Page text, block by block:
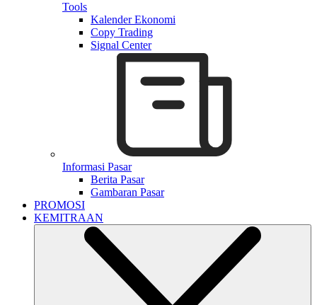
Tools
Kalender Ekonomi
Copy Trading
Signal Center
Informasi Pasar
Berita Pasar
Gambaran Pasar
PROMOSI
KEMITRAAN